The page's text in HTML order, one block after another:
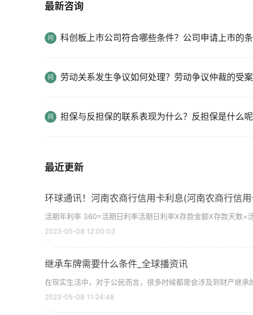
最新咨询
科创板上市公司符合哪些条件？公司申请上市的条
劳动关系发生争议如何处理？劳动争议仲裁的受案
担保与反担保的联系表现为什么？反担保是什么
最近更新
环球通讯！河南农商行信用卡利息(河南农商行信
活期年利率 360=活期日利率活期日利率X存款金额X存款天数=
2023-05-08 12:00:03
继承车牌需要什么条件_全球播资讯
在现实生活中，对于公民而言，很多时候都是会涉及到财产继承
2023-05-08 11:24:48